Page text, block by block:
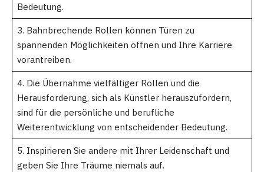
Bedeutung.
3. Bahnbrechende Rollen können Türen zu
spannenden Möglichkeiten öffnen und Ihre Karriere
vorantreiben.
4. Die Übernahme vielfältiger Rollen und die
Herausforderung, sich als Künstler herauszufordern,
sind für die persönliche und berufliche
Weiterentwicklung von entscheidender Bedeutung.
5. Inspirieren Sie andere mit Ihrer Leidenschaft und
geben Sie Ihre Träume niemals auf.